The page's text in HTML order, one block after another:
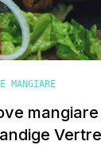
MANGIARE